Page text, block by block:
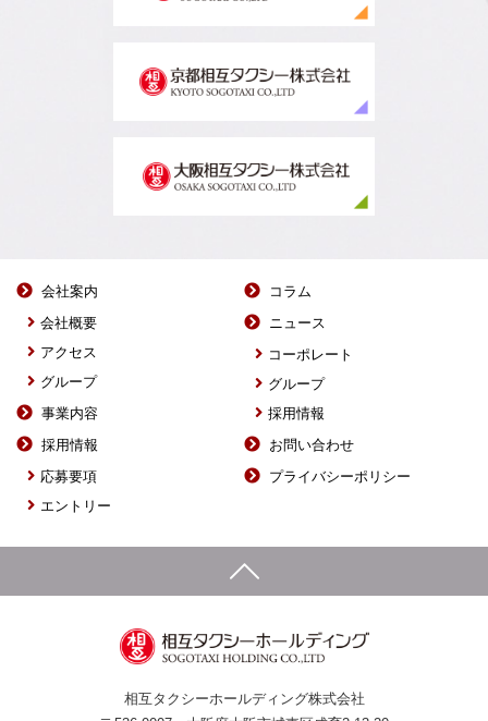
会社案内
会社概要
アクセス
グループ
事業内容
採用情報
応募要項
エントリー
コラム
ニュース
コーポレート
グループ
採用情報
お問い合わせ
プライバシーポリシー
相互タクシーホールディング株式会社